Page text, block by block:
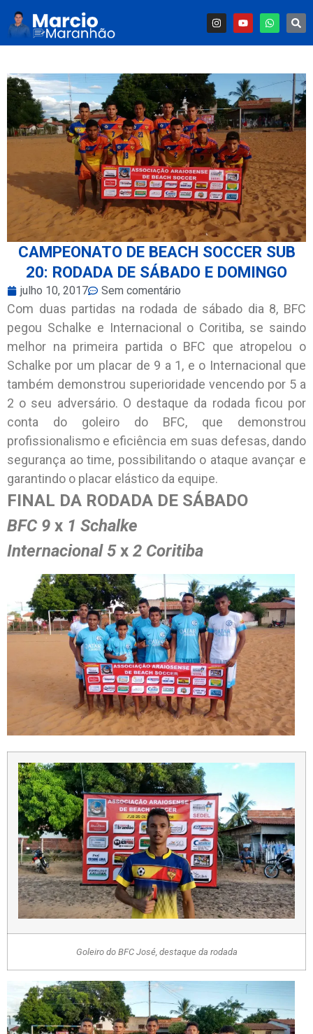
CAMPEONATO DE BEACH SOCCER SUB
20: RODADA DE SÁBADO E DOMINGO
julho 10, 2017 Sem comentário
Com duas partidas na rodada de sábado dia 8, BFC
pegou Schalke e Internacional o Coritiba, se saindo
melhor na primeira partida o BFC que atropelou o
Schalke por um placar de 9 a 1, e o Internacional que
também demonstrou superioridade vencendo por 5 a
2 o seu adversário. O destaque da rodada ficou por
conta do goleiro do BFC, que demonstrou
profissionalismo e eficiência em suas defesas, dando
segurança ao time, possibilitando o ataque avançar e
garantindo o placar elástico da equipe.
FINAL DA RODADA DE SÁBADO
BFC 9 x 1 Schalke
Internacional 5x 2 Coritiba
Goleiro do BFC José, destaque da rodada